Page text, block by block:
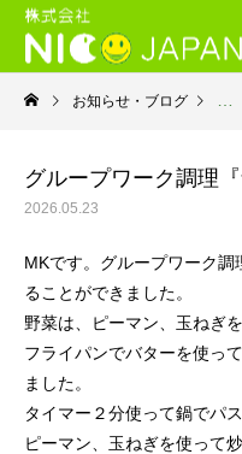
お知らせ・ブログ
グループワーク調理
2026.05.23
MKです。グループワーク
ることができました。
野菜は、ピーマン、玉ねぎ
フライパンでバターを使っ
ました。
タイマー２分使って鍋でパ
ピーマン、玉ねぎを使って